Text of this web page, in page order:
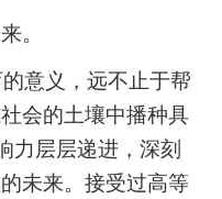
。
意义，远不止于帮
会的土壤中播种具
力层层递进，深刻
未来。接受过高等